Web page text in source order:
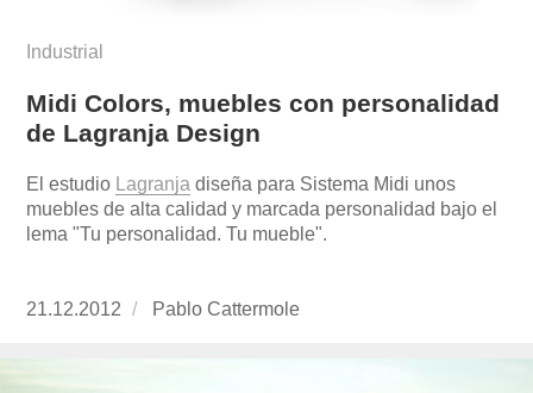
Industrial
Midi Colors, muebles con personalidad
de Lagranja Design
El estudio Lagranja diseña para Sistema Midi unos
muebles de alta calidad y marcada personalidad bajo el
lema "Tu personalidad. Tu mueble".
Publicado
21.12.2012 https://www.experimenta.es/author/
Pablo Cattermole